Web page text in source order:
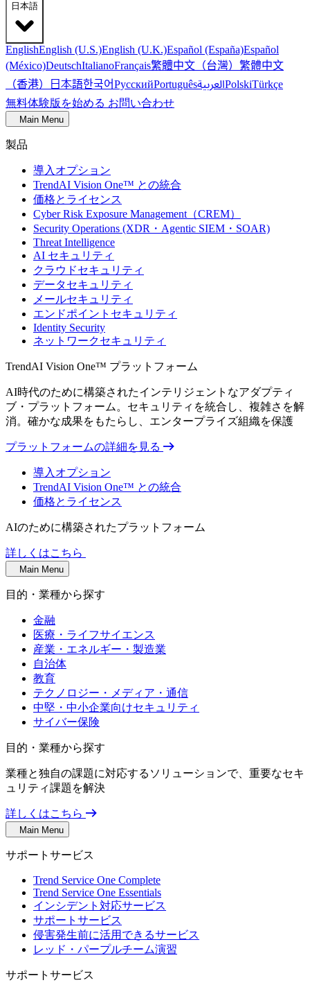
日本語
EnglishEnglish (U.S.)English (U.K.)Español (España)Español
(México)DeutschItalianoFrançais繁體中文（台灣） 繁體中文
（香港） 日本語한국어РусскийPortuguêsالعربيةPolskiTürkçe
無料体験版を始める お問い合わせ
Main Menu
製品
導入オプション
TrendAI Vision One™ との統合
価格とライセンス
Cyber Risk Exposure Management（CREM）
Security Operations (XDR・Agentic SIEM・SOAR)
Threat Intelligence
AI セキュリティ
クラウドセキュリティ
データセキュリティ
メールセキュリティ
エンドポイントセキュリティ
Identity Security
ネットワークセキュリティ
TrendAI Vision One™ プラットフォーム
AI時代のために構築されたインテリジェントなアダプティ
ブ・プラットフォーム。セキュリティを統合し、複雑さを解
消。確かな成果をもたらし、エンタープライズ組織を保護
プラットフォームの詳細を見る
導入オプション
TrendAI Vision One™ との統合
価格とライセンス
AIのために構築されたプラットフォーム
詳しくはこちら
Main Menu
目的・業種から探す
金融
医療・ライフサイエンス
産業・エネルギー・製造業
自治体
教育
テクノロジー・メディア・通信
中堅・中小企業向けセキュリティ
サイバー保険
目的・業種から探す
業種と独自の課題に対応するソリューションで、重要なセキ
ュリティ課題を解決
詳しくはこちら
Main Menu
サポートサービス
Trend Service One Complete
Trend Service One Essentials
インシデント対応サービス
サポートサービス
侵害発生前に活用できるサービス
レッド・パープルチーム演習
サポートサービス